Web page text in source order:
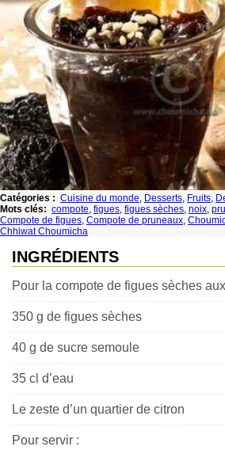
Catégories : Cuisine du monde, Desserts, Fruits,
Mots clés: compote, figues, figues sèches, noix,
Compote de figues, Compote de pruneaux,
Chhiwat Choumicha
INGRÉDIENTS
Pour la compote de figues sèches
350 g de figues sèches
40 g de sucre semoule
35 cl d’eau
Le zeste d’un quartier de citron
Pour servir :